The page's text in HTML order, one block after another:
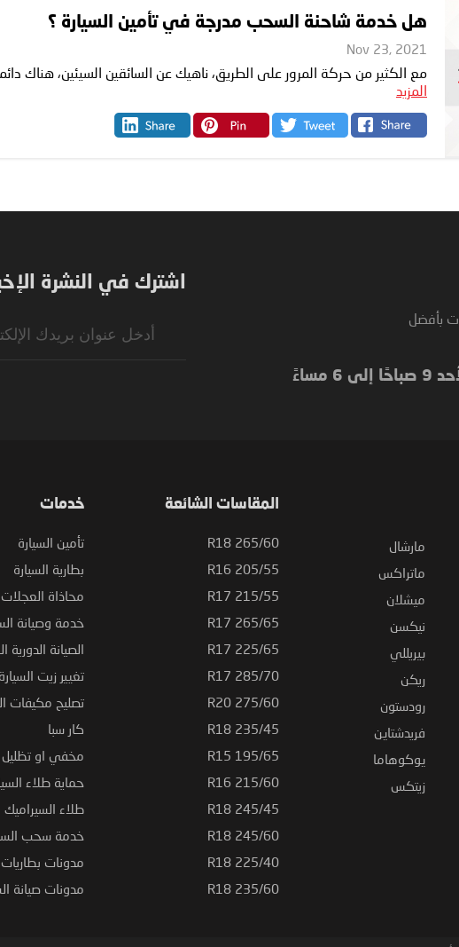
هل خدمة شاحنة السحب مدرجة في تأمين السيارة ؟
Nov 23, 2021
مع الكثير من حركة المرور على الطريق، ناهيك عن السائقين السيئين، هناك
المزيد
بأفضل
اشترك في النشرة
مارشال
ماتراكس
ميشلان
نيكسن
بيريللي
ريكن
رودستون
فريدشتاين
يوكوهاما
زيتكس
المقاسات الشائعة
265/60 R18
205/55 R16
215/55 R17
265/65 R17
225/65 R17
285/70 R17
275/60 R20
235/45 R18
195/65 R15
215/60 R16
245/45 R18
245/60 R18
225/40 R18
235/60 R18
خدمات
تأمين السيارة
بطارية السيارة
محاذاة العجلات
خدمة وصيانة
الصيانة الدورية
تغيير زيت السيارة
تصليح مكيفات
كار سبا
مخفي او تظليل
حماية طلاء
طلاء السيراميك
خدمة سحب
مدونات بطاريات
مدونات صيانة